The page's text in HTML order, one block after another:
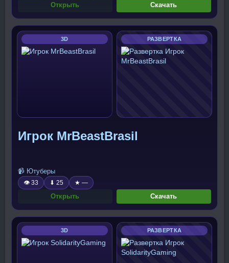
Открыть Скачать
3D РАЗВЕРТКА
Игрок MrBeastBrasil
📹 Ютуберы
👁 33 ⬇ 25 ★ —
Открыть Скачать
3D РАЗВЕРТКА